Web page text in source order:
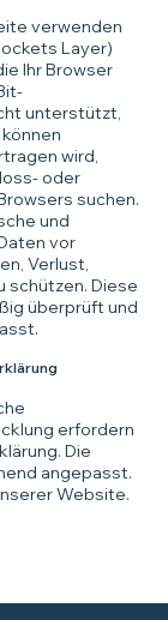
verwenden
Layer)
Ihr Browser
unterstützt,
wird,
oder
suchen.
und
vor
Verlust,
schützen. Diese
überprüft und
erfordern
Die
angepasst.
Website.